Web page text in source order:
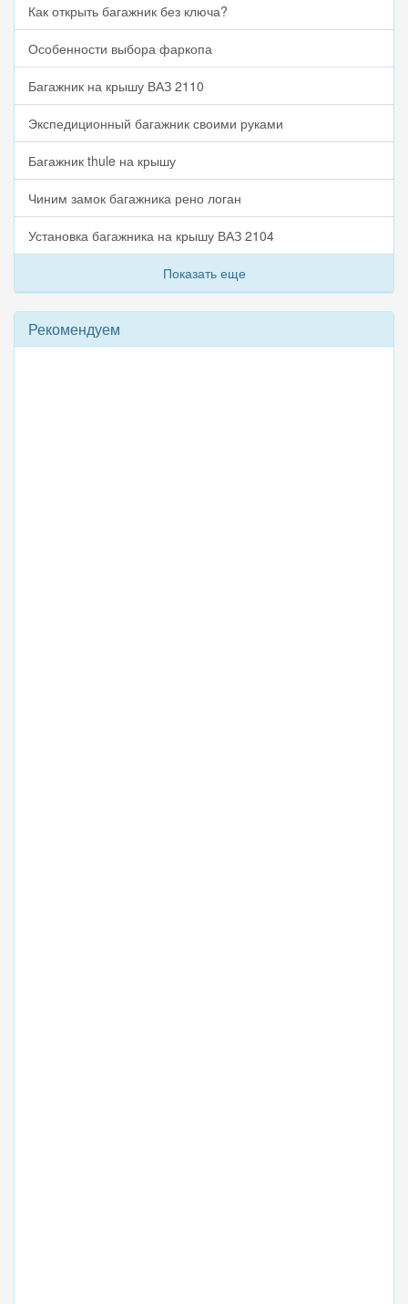
Как открыть багажник без ключа?
Особенности выбора фаркопа
Багажник на крышу ВАЗ 2110
Экспедиционный багажник своими руками
Багажник thule на крышу
Чиним замок багажника рено логан
Установка багажника на крышу ВАЗ 2104
Показать еще
Рекомендуем